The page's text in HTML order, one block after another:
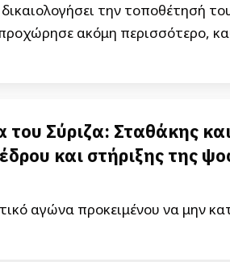
την τοποθέτησή
ακόμη περισσότερο,
Σύριζα: Σταθάκης
και στήριξης της
αγώνα προκειμένου να μην